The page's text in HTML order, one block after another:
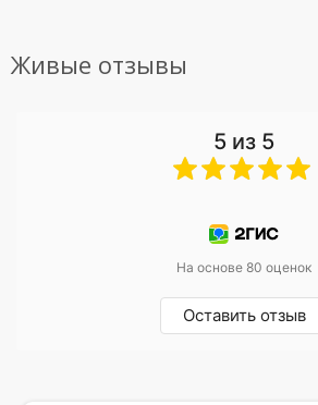
Живые отзывы
5 из 5
На основе 80 оценок
Оставить отзыв